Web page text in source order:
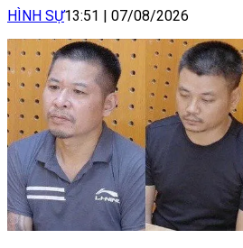
HÌNH SỰ13:51 07/08/2026